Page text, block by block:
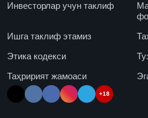
Инвесторлар учун таклиф
Ишга таклиф этамиз
Этика кодекси
Таҳририят жамоаси
+18